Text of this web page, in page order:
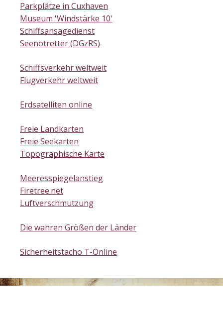
Parkplätze in Cuxhaven
Museum 'Windstärke 10'
Schiffsansagedienst
Seenotretter (DGzRS)
Schiffsverkehr weltweit
Flugverkehr weltweit
Erdsatelliten online
Freie Landkarten
Freie Seekarten
Topographische Karte
Meeresspiegelanstieg
Firetree.net
Luftverschmutzung
Die wahren Größen der Länder
Sicherheitstacho T-Online